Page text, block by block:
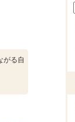
がる自